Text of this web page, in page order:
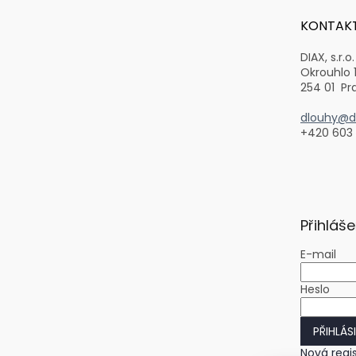
DIAX, s.r.o.
Okrouhlo
254 01
+420 603
E-mail
Heslo